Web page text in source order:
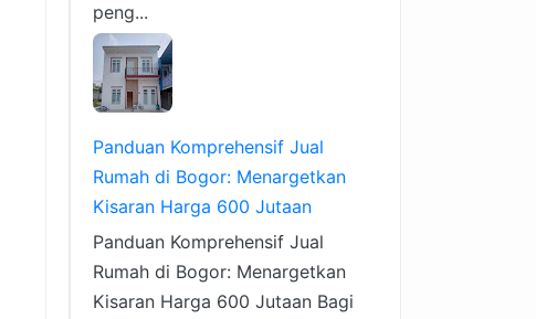
peng...
Panduan Komprehensif Jual
Rumah di Bogor: Menargetkan
Kisaran Harga 600 Jutaan
Panduan Komprehensif Jual
Rumah di Bogor: Menargetkan
Kisaran Harga 600 Jutaan Bagi